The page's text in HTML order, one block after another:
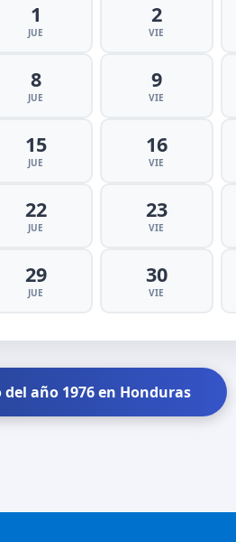
1
JUE
2
VIE
8
JUE
9
VIE
15
JUE
16
VIE
22
JUE
23
VIE
29
JUE
30
VIE
año 1976 en Honduras